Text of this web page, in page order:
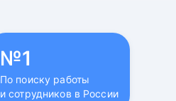
№1
По поиску работы
и сотрудников в России